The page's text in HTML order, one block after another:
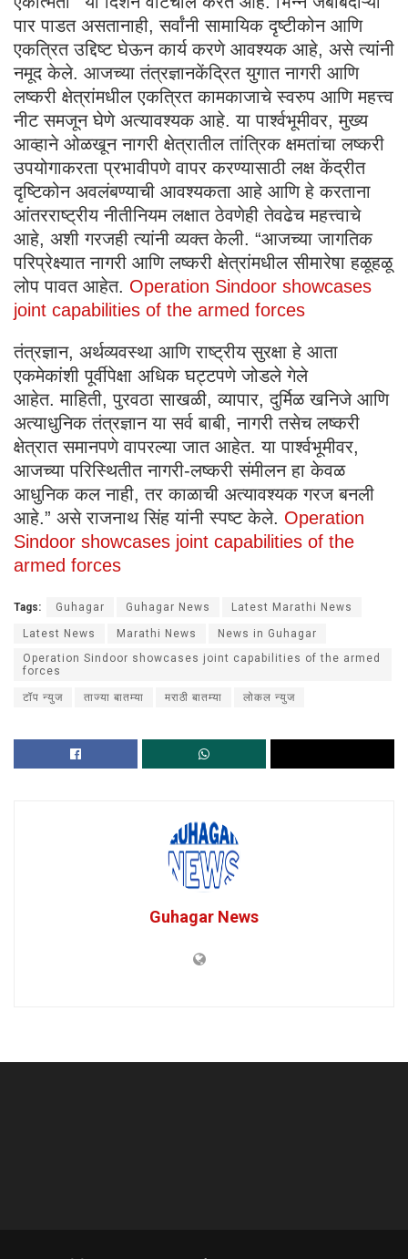
पार पाडत असतानाही, सर्वांनी सामायिक दृष्टीकोन आणि
एकत्रित उद्दिष्ट घेऊन कार्य करणे आवश्यक आहे, असे त्यांनी
नमूद केले. आजच्या तंत्रज्ञानकेंद्रित युगात नागरी आणि
लष्करी क्षेत्रांमधील एकत्रित कामकाजाचे स्वरुप आणि महत्त्व
नीट समजून घेणे अत्यावश्यक आहे. या पार्श्वभूमीवर, मुख्य
आव्हाने ओळखून नागरी क्षेत्रातील तांत्रिक क्षमतांचा लष्करी
उपयोगाकरता प्रभावीपणे वापर करण्यासाठी लक्ष केंद्रीत
दृष्टिकोन अवलंबण्याची आवश्यकता आहे आणि हे करताना
आंतरराष्ट्रीय नीतीनियम लक्षात ठेवणेही तेवढेच महत्त्वाचे
आहे, अशी गरजही त्यांनी व्यक्त केली. “आजच्या जागतिक
परिप्रेक्ष्यात नागरी आणि लष्करी क्षेत्रांमधील सीमारेषा हळूहळू
लोप पावत आहेत. Operation Sindoor showcases
joint capabilities of the armed forces
तंत्रज्ञान, अर्थव्यवस्था आणि राष्ट्रीय सुरक्षा हे आता
एकमेकांशी पूर्वीपेक्षा अधिक घट्टपणे जोडले गेले
आहेत. माहिती, पुरवठा साखळी, व्यापार, दुर्मिळ खनिजे आणि
अत्याधुनिक तंत्रज्ञान या सर्व बाबी, नागरी तसेच लष्करी
क्षेत्रात समानपणे वापरल्या जात आहेत. या पार्श्वभूमीवर,
आजच्या परिस्थितीत नागरी-लष्करी संमीलन हा केवळ
आधुनिक कल नाही, तर काळाची अत्यावश्यक गरज बनली
आहे.” असे राजनाथ सिंह यांनी स्पष्ट केले. Operation
Sindoor showcases joint capabilities of the
armed forces
Tags: Guhagar Guhagar News Latest Marathi News
Latest News Marathi News
News in Guhagar
Operation Sindoor showcases joint capabilities of the armed
forces
टॉप न्युज ताज्या बातम्या मराठी बातम्या लोकल न्युज
Guhagar News